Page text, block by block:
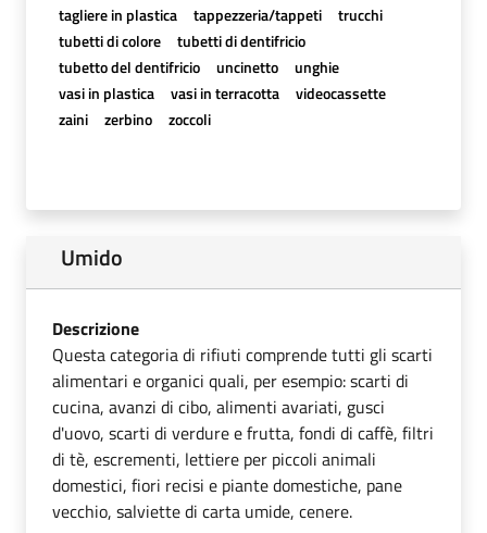
tagliere in plastica
tappezzeria/tappeti
trucchi
tubetti di colore
tubetti di dentifricio
tubetto del dentifricio
uncinetto
unghie
vasi in plastica
vasi in terracotta
videocassette
zaini
zerbino zoccoli
Umido
Descrizione
Questa categoria di rifiuti comprende tutti gli scarti
alimentari e organici quali, per esempio: scarti di
cucina, avanzi di cibo, alimenti avariati, gusci
d'uovo, scarti di verdure e frutta, fondi di caffè, filtri
di tè, escrementi, lettiere per piccoli animali
domestici, fiori recisi e piante domestiche, pane
vecchio, salviette di carta umide, cenere.